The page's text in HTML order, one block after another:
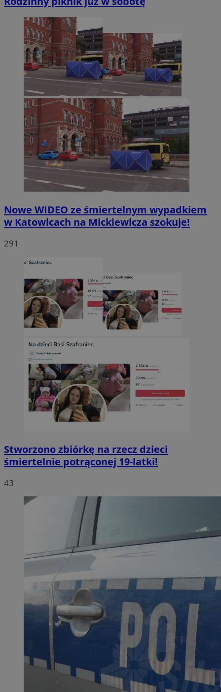
Nowe WIDEO ze śmiertelnym wypadkiem
w Katowicach na Mickiewicza szokuje!
291
Stworzono zbiórkę na rzecz dzieci
śmiertelnie potrąconej 19-latki!
43